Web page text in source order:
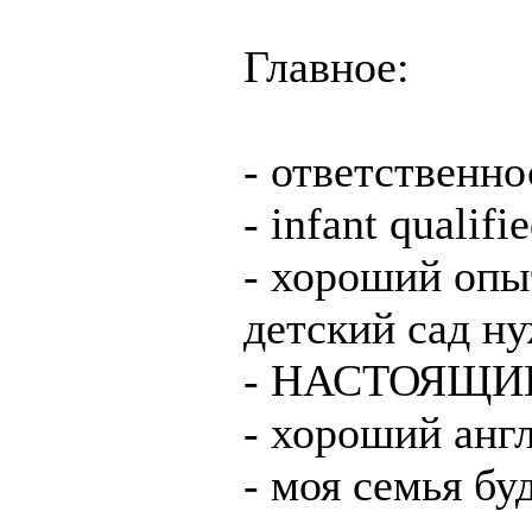
Главное:
-
- infant
- хороший
детский сад
- НАСТОЯЩИЙ
- хороший
- моя семья